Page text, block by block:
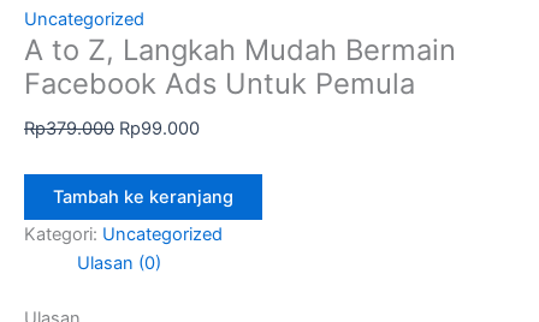
Uncategorized
A to Z, Langkah Mudah Bermain
Facebook Ads Untuk Pemula
Rp379.000 Rp99.000
Tambah ke keranjang
Kategori: Uncategorized
Ulasan (0)